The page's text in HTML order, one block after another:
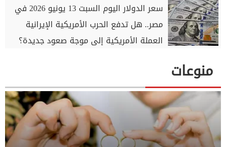
سعر الدولار اليوم السبت 13 يونيو 2026 في
مصر.. هل تدفع الحرب الأمريكية الإيرانية
العملة الأمريكية إلى موجة صعود جديدة؟
منوعات